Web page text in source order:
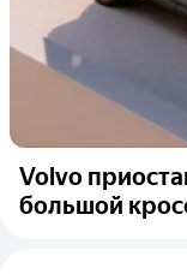
Volvo
большой